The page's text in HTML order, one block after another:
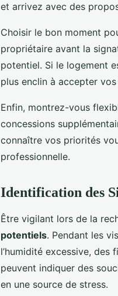
et arrivez avec des
Choisir le bon moment
propriétaire avant la
potentiel. Si le logement
plus enclin à accepter
Enfin, montrez-vous
concessions
connaître vos priorités
professionnelle.
Identification des
Être vigilant lors de la
potentiels. Pendant les
l’humidité excessive, des
peuvent indiquer des
en une source de stress.